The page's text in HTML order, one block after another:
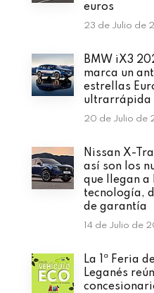
euros
23 de Julio de
BMW iX3
marca un
estrellas
ultrarrápida
20 de Julio de
Nissan X-
así son los
que llegan a
tecnología,
de garantía
14 de Julio de
La 1ª Feria
Leganés